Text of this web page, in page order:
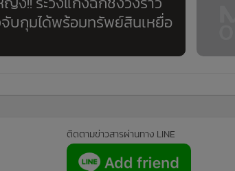
บกุมได้พร้อมทรัพย์สินเหยื่อ
ติดตามข่าวสารผ่านทาง LINE